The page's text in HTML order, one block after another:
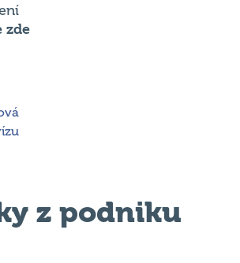
zde
z podniku